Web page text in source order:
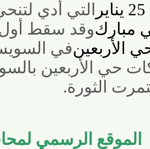
التي أدي لتنحي
وقد سقط أول
في السويس
حي الأربعين
الثورة.
الرسمي